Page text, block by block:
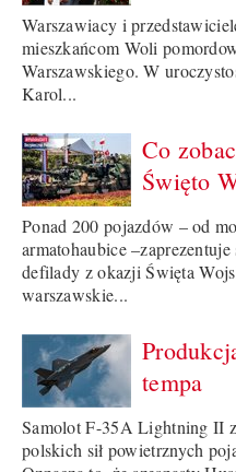
Warszawiacy i
mieszkańcom Woli
Warszawskiego. W
Karol...
Co
Święto
Ponad 200 pojazdów – od
armatohaubice
defilady z okazji Święta
warszawskie...
tempa
Samolot F-35A Lightning II
polskich sił powietrznych